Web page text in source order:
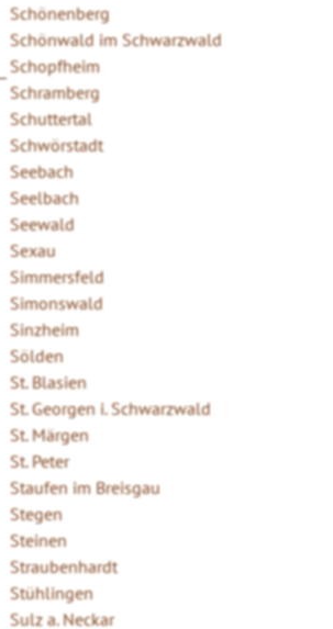
Schönenberg
Schönwald im Schwarzwald
Schopfheim
Schramberg
Schuttertal
Schwörstadt
Seebach
Seelbach
Seewald
Sexau
Simmersfeld
Simonswald
Sinzheim
Sölden
St. Blasien
St. Georgen i. Schwarzwald
St. Märgen
St. Peter
Staufen im Breisgau
Stegen
Steinen
Straubenhardt
Stühlingen
Sulz a. Neckar